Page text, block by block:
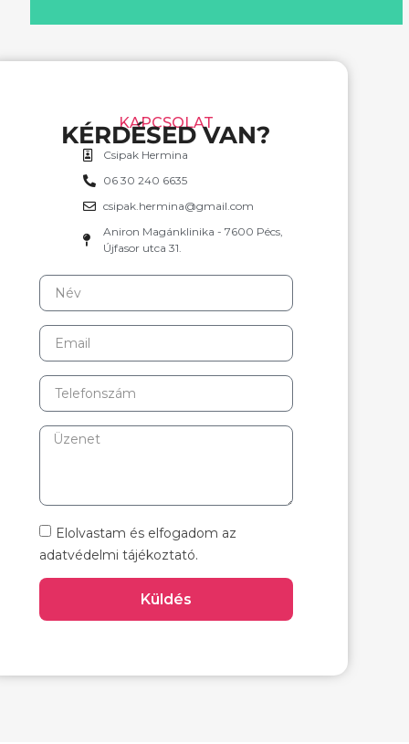
KAPCSOLAT
KÉRDÉSED VAN?
Csipak Hermina
06 30 240 6635
csipak.hermina@gmail.com
Aniron Magánklinika - 7600 Pécs,
Újfasor utca 31.
Elolvastam és elfogadom az
adatvédelmi tájékoztató.
Küldés